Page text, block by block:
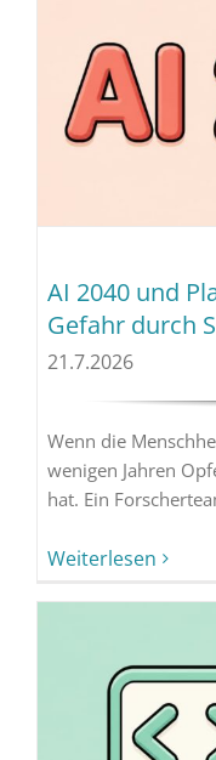
AI 2040 und
Gefahr durch
21.7.2026
Wenn die
wenigen Jahren
hat. Ein
Weiterlesen